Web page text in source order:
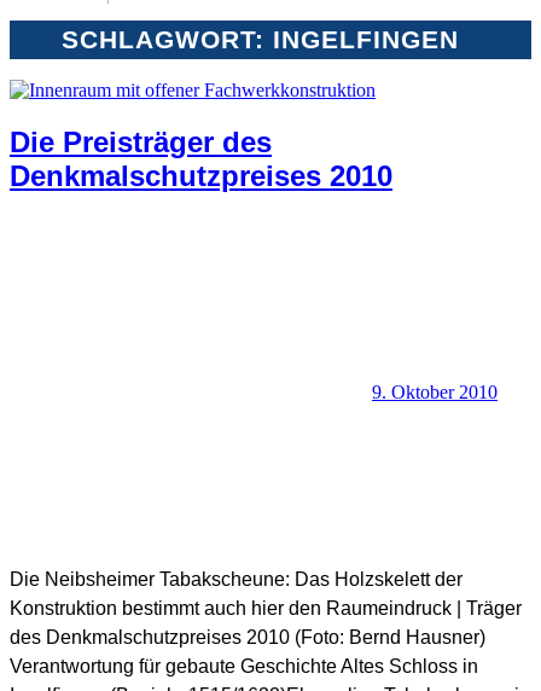
SCHLAGWORT: INGELFINGEN
Die Preisträger des
Denkmalschutzpreises 2010
9. Oktober 2010
SHB Redaktion
Die Neibsheimer Tabakscheune: Das Holzskelett der
Konstruktion bestimmt auch hier den Raumeindruck | Träger
des Denkmalschutzpreises 2010 (Foto: Bernd Hausner)
Verantwortung für gebaute Geschichte Altes Schloss in